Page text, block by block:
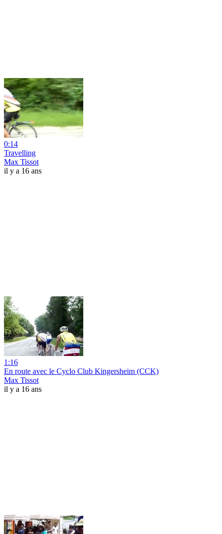
0:14
Travelling
Max Tissot
il y a 16 ans
1:16
En route avec le Cyclo Club Kingersheim (CCK)
Max Tissot
il y a 16 ans